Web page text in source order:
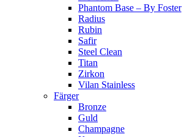
Phantom Base – By Foster
Radius
Rubin
Safir
Steel Clean
Titan
Zirkon
Vilan Stainless
Färger
Bronze
Guld
Champagne